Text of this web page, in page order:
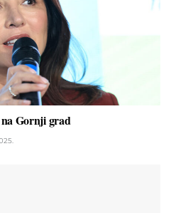
Gornji grad